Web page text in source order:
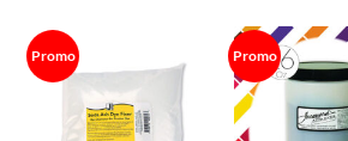
Promo Promo